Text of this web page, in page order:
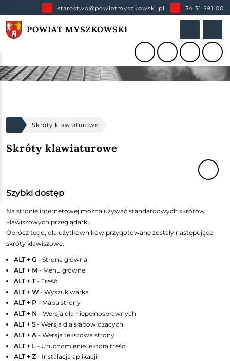
starostwo@powiatmyszkowski.pl 34 31 591 00
POWIAT MYSZKOWSKI
Skróty klawiaturowe
Skróty klawiaturowe
Szybki dostęp
Na stronie internetowej można używać standardowych skrótów
klawiszowych przeglądarki.
Oprócz tego, dla użytkowników przygotowane zostały następujące
skróty klawiszowe:
ALT + G- Strona główna
ALT + M - Menu główne
ALT + T- Treść
ALT + W- Wyszukiwarka
ALT + P - Mapa strony
ALT + N- Wersja dla niepełnosprawnych
ALT + S- Wersja dla słabowidzących
ALT + A - Wersja tekstowa strony
ALT + L- Uruchomienie lektora treści
ALT + Z - Instalacja aplikacji